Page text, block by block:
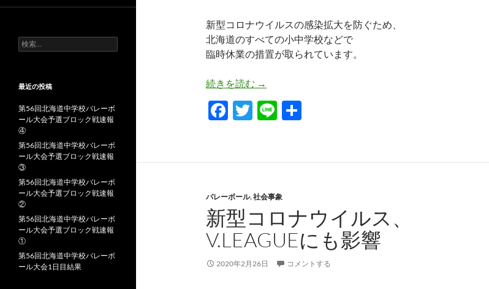
新型コロナウイルスの感染拡大を防ぐため、
北海道のすべての小中学校などで
臨時休業の措置が取られています。
続きを読む 道内小中学校、一斉臨時休業措置
→
F
b
o
o
k
T
er
Li
バレーボール,社会事象
新型コロナウイルス、
V.LEAGUEにも影響
2020年2月26日 コメントする
検
索:
最近の投稿
第56回北海道中学校バレーボ
ール大会予選ブロック戦速報
④
第56回北海道中学校バレーボ
ール大会予選ブロック戦速報
③
第56回北海道中学校バレーボ
ール大会予選ブロック戦速報
②
第56回北海道中学校バレーボ
ール大会予選ブロック戦速報
①
第56回北海道中学校バレーボ
ール大会1日目結果